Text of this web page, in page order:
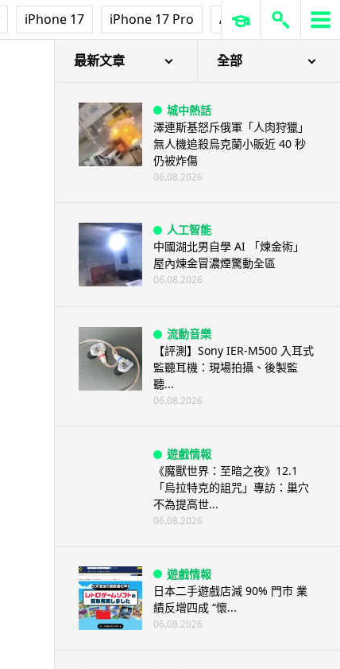
iPhone 17 iPhone 17 Pro AirPods Pro 3
最新文章 全部
城中熱話
澤連斯基怒斥俄軍「人肉狩獵」
無人機追殺烏克蘭小販近 40 秒
仍被炸傷
06.08.2026
人工智能
中國湖北男自學 AI 「煉金術」
屋內煉金冒濃煙驚動全區
06.08.2026
流動音樂
【評測】Sony IER-M500 入耳式
監聽耳機：現場拍攝、後製監
聽...
06.08.2026
遊戲情報
《魔獸世界：至暗之夜》12.1
「烏拉特克的詛咒」專訪：巢穴
不為提高世...
06.08.2026
遊戲情報
日本二手遊戲店減 90% 門市 業
績反增四成 “懷...
06.08.2026